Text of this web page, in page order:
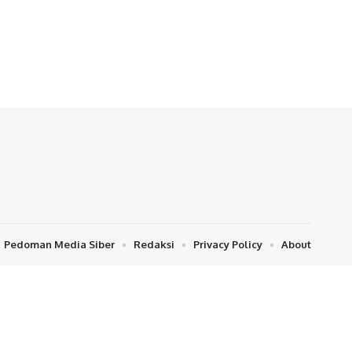
Pedoman Media Siber Redaksi Privacy Policy About